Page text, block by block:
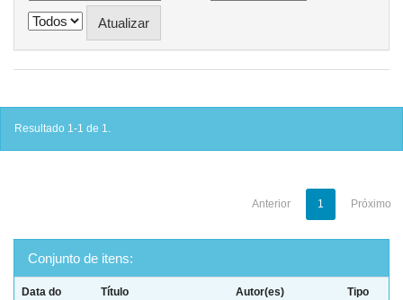
Resultado 1-1 de 1.
Anterior 1 Próximo
Conjunto de itens:
Data do
Título Autor(es) Tipo